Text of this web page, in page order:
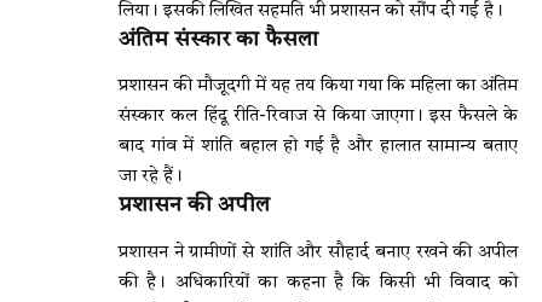
लिया। इसकी लिखित सहमति भी प्रशासन को सौंप दी गई है।
अंतिम संस्कार का फैसला
प्रशासन की मौजूदगी में यह तय किया गया कि महिला का अंतिम
संस्कार कल हिंदू रीति-रिवाज से किया जाएगा। इस फैसले के
बाद गांव में शांति बहाल हो गई है और हालात सामान्य बताए
जा रहे हैं।
प्रशासन की अपील
प्रशासन ने ग्रामीणों से शांति और सौहार्द बनाए रखने की अपील
की है। अधिकारियों का कहना है कि किसी भी विवाद को